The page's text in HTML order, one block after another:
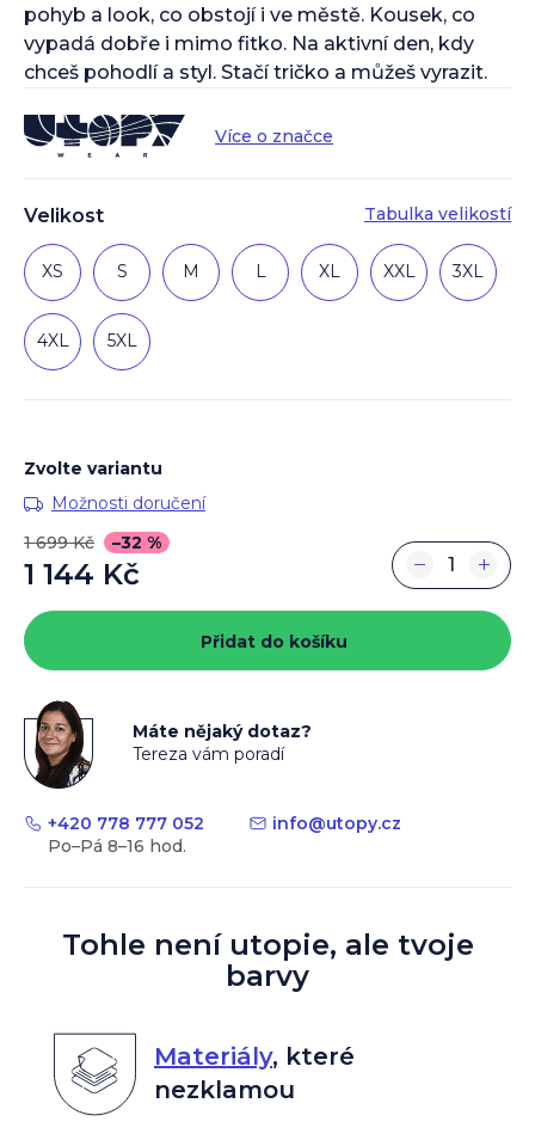
Velikost Tabulka velikostí
XS S M L XL XXL 3XL
4XL 5XL
pohyb a look, co obstojí i ve městě. Kousek, co
vypadá dobře i mimo fitko. Na aktivní den, kdy
chceš pohodlí a styl. Stačí tričko a můžeš vyrazit.
Více o značce
Zvolte variantu
Možnosti doručení
1 699 Kč
–32 %
1 144 Kč
cena:
+
−
Přidat do košíku
Máte nějaký dotaz?
Tereza vám poradí
+420 778 777 052 info@utopy.cz
Tohle není utopie, ale tvoje
barvy
Materiály, které
nezklamou